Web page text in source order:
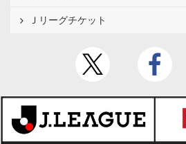
Ｊリーグチケット